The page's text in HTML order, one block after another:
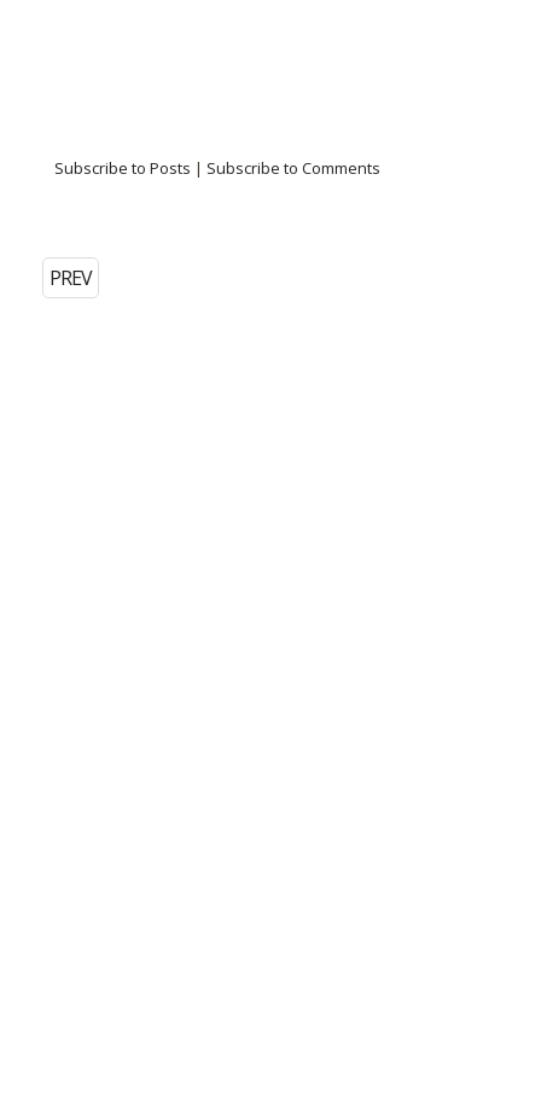
Subscribe to Posts | Subscribe to Comments
PREV